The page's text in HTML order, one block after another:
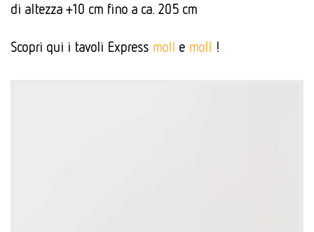
di altezza +10 cm fino a ca. 205 cm
Scopri qui i tavoli Express moll e moll !